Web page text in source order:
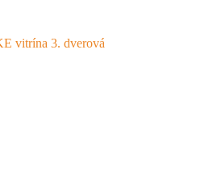
vitrína 3. dverová